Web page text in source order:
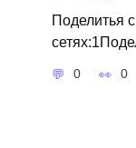
Поделитья
0 0